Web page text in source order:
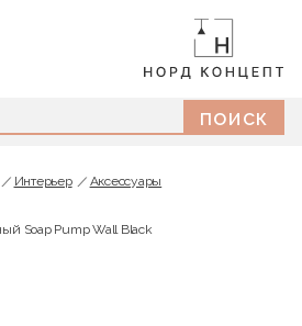
Интерьер
Аксессуары
Soap Pump Wall Black